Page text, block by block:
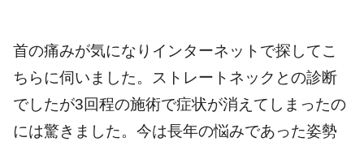
首の痛みが気になりインターネットで探してこ
ちらに伺いました。ストレートネックとの診断
でしたが3回程の施術で症状が消えてしまったの
には驚きました。今は長年の悩みであった姿勢